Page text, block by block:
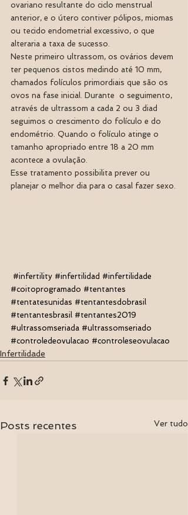
ovariano resultante do ciclo menstrual
anterior, e o útero contiver pólipos, miomas
ou tecido endometrial excessivo, o que
alteraria a taxa de sucesso.
Neste primeiro ultrassom, os ovários devem
ter pequenos cistos medindo até 10 mm,
chamados folículos primordiais que são os
ovos na fase inicial. Durante  o seguimento,
através de ultrassom a cada 2 ou 3 diad
seguimos o crescimento do folículo e do
endométrio. Quando o folículo atinge o
tamanho apropriado entre 18 a 20 mm
acontece a ovulação.
Esse tratamento possibilita prever ou
planejar o melhor dia para o casal fazer sexo.
#infertility #infertilidad #infertilidade
#coitoprogramado #tentantes
#tentatesunidas #tentantesdobrasil
#tentantesbrasil #tentantes2019
#ultrassomseriada #ultrassomseriado
#controledeovulacao #controleseovulacao
Infertilidade
Posts recentes Ver tudo